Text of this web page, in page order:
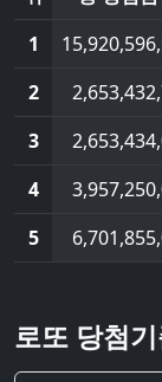
1
2
3
4
5
로또 당첨